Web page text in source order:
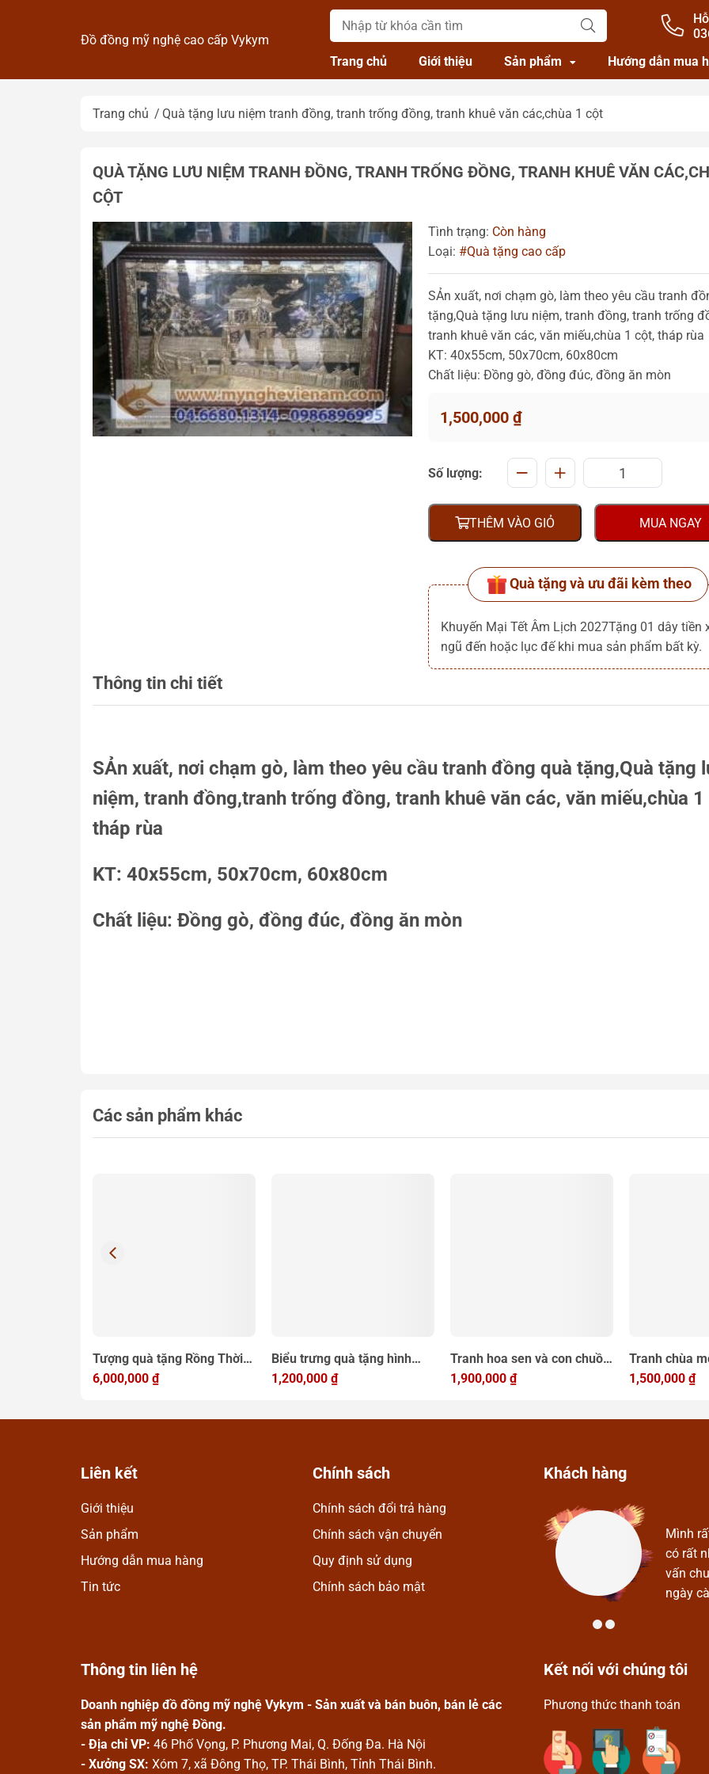
Đồ đồng mỹ nghệ cao cấp Vykym
Trang chủ Giới thiệu Sản phẩm Hướng dẫn mua
Trang chủ Quà tặng lưu niệm tranh đồng, tranh trống đồng, tranh khuê văn các,chùa 1 cột
QUÀ TẶNG LƯU NIỆM TRANH ĐỒNG, TRANH TRỐNG ĐỒNG, TRANH KHUÊ VĂN
CỘT
Tình trạng: Còn hàng
Loại: #Quà tặng cao cấp
SẢn xuất, nơi chạm gò, làm theo yêu cầu tranh
tặng,Quà tặng lưu niệm, tranh đồng, tranh trống
tranh khuê văn các, văn miếu,chùa 1 cột, tháp rùa
KT: 40x55cm, 50x70cm, 60x80cm
Chất liệu: Đồng gò, đồng đúc, đồng ăn mòn
1,500,000 ₫
Số lượng:
THÊM VÀO GIỎ MUA NGAY
Quà tặng và ưu đãi kèm theo
Khuyến Mại Tết Âm Lịch 2027Tặng 01 dây tiền
ngũ đến hoặc lục đế khi mua sản phẩm bất kỳ.
Thông tin chi tiết
SẢn xuất, nơi chạm gò, làm theo yêu cầu tranh đồng quà tặng,Quà tặng
niệm, tranh đồng,tranh trống đồng, tranh khuê văn các, văn miếu,chùa
tháp rùa
KT: 40x55cm, 50x70cm, 60x80cm
Chất liệu: Đồng gò, đồng đúc, đồng ăn mòn
Các sản phẩm khác
Tượng quà tặng Rồng Thời
Lý đồng mạ vàng, quà tặng
6,000,000 ₫
Biểu trưng quà tặng hình
Khuê Văn Các Hà Nội 14cm
1,200,000 ₫
Tranh hoa sen và con chuồn
chuồn dát vàng để bàn làm
1,900,000 ₫
Tranh chùa
60x80cm,
1,500,000 ₫
Liên kết
Giới thiệu
Sản phẩm
Hướng dẫn mua hàng
Tin tức
Chính sách
Chính sách đổi trả hàng
Chính sách vận chuyển
Quy định sử dụng
Chính sách bảo mật
Khách hàng
Mình rất ưng khi đến Mỹ Nghệ Vykym. Ở đây có rất
nhiều mặt hàng phong phú, thoải mái được lựa chọn.
công ty ngày càng phát triển.
Mình
có rất
vấn
ngày
Thông tin liên hệ
Doanh nghiệp đồ đồng mỹ nghệ Vykym - Sản xuất và bán buôn, bán lẻ các
sản phẩm mỹ nghệ Đồng.
- Địa chỉ VP: 46 Phố Vọng, P. Phương Mai, Q. Đống Đa. Hà Nội
- Xưởng SX: Xóm 7, xã Đông Thọ, TP. Thái Bình, Tỉnh Thái Bình.
Kết nối với chúng tôi
Phương thức thanh toán